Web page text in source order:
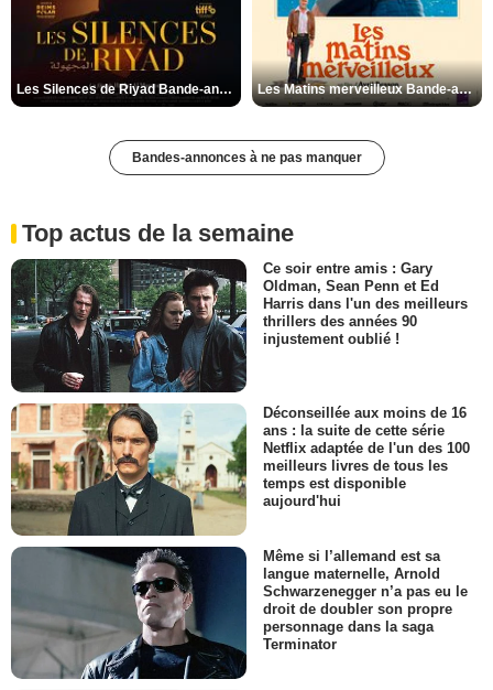
Les Silences de Riyad Bande-annonce VO STFR Les Matins merveilleux Bande-annonce VF
Bandes-annonces à ne pas manquer
Top actus de la semaine
Ce soir entre amis : Gary
Oldman, Sean Penn et Ed
Harris dans l'un des meilleurs
thrillers des années 90
injustement oublié !
Déconseillée aux moins de 16
ans : la suite de cette série
Netflix adaptée de l'un des 100
meilleurs livres de tous les
temps est disponible
aujourd'hui
Même si l’allemand est sa
langue maternelle, Arnold
Schwarzenegger n’a pas eu le
droit de doubler son propre
personnage dans la saga
Terminator